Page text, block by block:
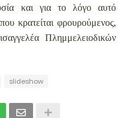
και για το λόγο αυτό
κρατείται φρουρούμενος,
Πλημμελειοδικών
slideshow